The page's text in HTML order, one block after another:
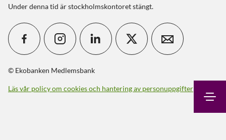
Under denna tid är stockholmskontoret stängt.
© Ekobanken Medlemsbank
Läs vår policy om cookies och hantering av personuppgifter